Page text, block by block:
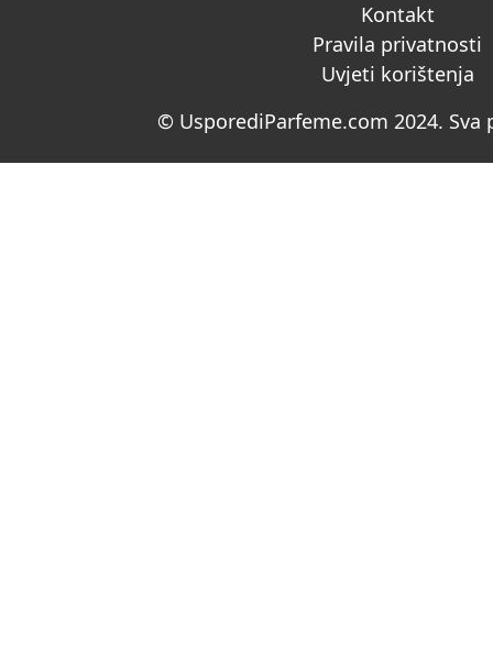
Kontakt
Pravila privatnosti
Uvjeti korištenja
© UsporediParfeme.com 2024. Sva